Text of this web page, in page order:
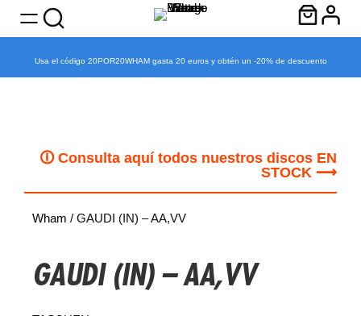
Usa el código 20POR20WHAM gasta 20 euros y obtén un -20% de descuento
🛈 Consulta aquí todos nuestros discos EN
STOCK ⟶
Wham / GAUDI (IN) – AA,VV
GAUDI (IN) – AA,VV